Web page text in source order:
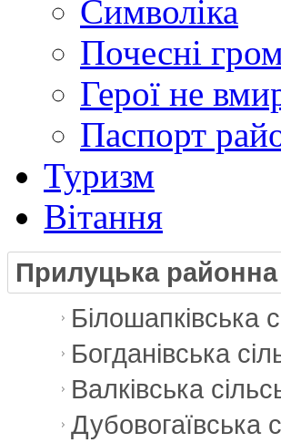
Символіка
Почесні
Герої не
Паспорт
Туризм
Вітання
Прилуцька
Білошапківська
Богданівська
Валківська
Дубовогаївська